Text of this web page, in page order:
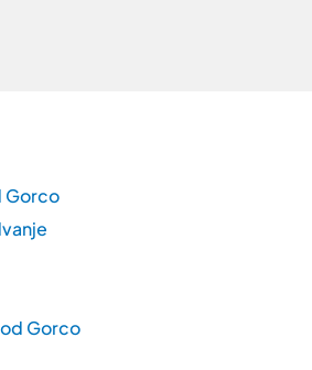
Gorco
Gorco